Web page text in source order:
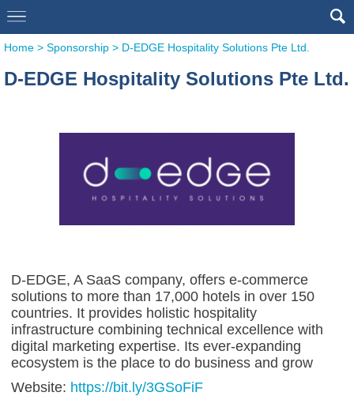
Home > Sponsorship> D-EDGE Hospitality Solutions Pte Ltd.
D-EDGE Hospitality Solutions Pte Ltd.
D-EDGE, A SaaS company, offers e-commerce
solutions to more than 17,000 hotels in over 150
countries. It provides holistic hospitality
infrastructure combining technical excellence with
digital marketing expertise. Its ever-expanding
ecosystem is the place to do business and grow
Website: https://bit.ly/3GSoFiF